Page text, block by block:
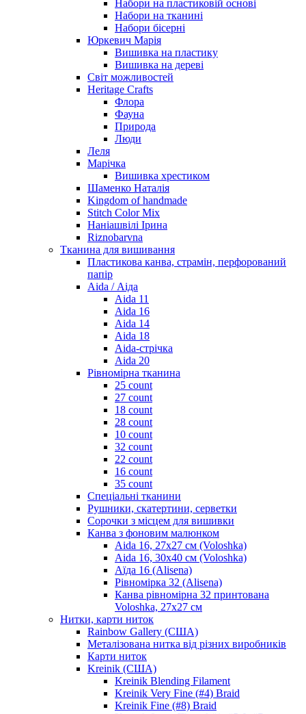
Набори на пластиковій основі
Набори на тканині
Набори бісерні
Юркевич Марія
Вишивка на пластику
Вишивка на дереві
Світ можливостей
Heritage Crafts
Флора
Фауна
Природа
Люди
Леля
Марічка
Вишивка хрестиком
Шаменко Наталія
Kingdom of handmade
Stitch Color Mix
Наніашвілі Ірина
Riznobarvna
Тканина для вишивання
Пластикова канва, страмін, перфорований
папір
Aida / Аіда
Aida 11
Aida 16
Aida 14
Aida 18
Aida-стрічка
Aida 20
Рівномірна тканина
25 count
27 count
18 count
28 count
10 count
32 count
22 count
16 count
35 count
Спеціальні тканини
Рушники, скатертини, серветки
Сорочки з місцем для вишивки
Канва з фоновим малюнком
Aida 16, 27х27 см (Voloshka)
Aida 16, 30х40 см (Voloshka)
Аїда 16 (Alisena)
Рівномірка 32 (Alisena)
Канва рівномірна 32 принтована
Voloshka, 27х27 см
Нитки, карти ниток
Rainbow Gallery (США)
Металізована нитка від різних виробників
Карти ниток
Kreinik (США)
Kreinik Blending Filament
Kreinik Very Fine (#4) Braid
Kreinik Fine (#8) Braid